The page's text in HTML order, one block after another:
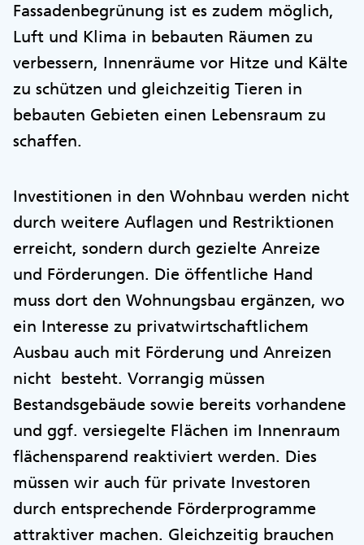
Fassadenbegrünung ist es zudem möglich,
Luft und Klima in bebauten Räumen zu
verbessern, Innenräume vor Hitze und Kälte
zu schützen und gleichzeitig Tieren in
bebauten Gebieten einen Lebensraum zu
schaffen.
Investitionen in den Wohnbau werden nicht
durch weitere Auflagen und Restriktionen
erreicht, sondern durch gezielte Anreize
und Förderungen. Die öffentliche Hand
muss dort den Wohnungsbau ergänzen, wo
ein Interesse zu privatwirtschaftlichem
Ausbau auch mit Förderung und Anreizen
nicht besteht. Vorrangig müssen
Bestandsgebäude sowie bereits vorhandene
und ggf. versiegelte Flächen im Innenraum
flächensparend reaktiviert werden. Dies
müssen wir auch für private Investoren
durch entsprechende Förderprogramme
attraktiver machen. Gleichzeitig brauchen